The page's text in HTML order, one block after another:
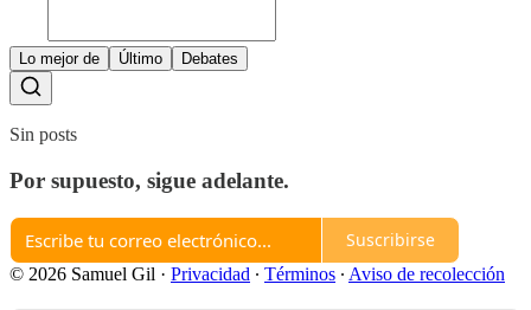
Lo mejor de Último Debates
Sin posts
Por supuesto, sigue adelante.
Suscribirse
© 2026 Samuel Gil · Privacidad ∙ Términos ∙ Aviso de recolección